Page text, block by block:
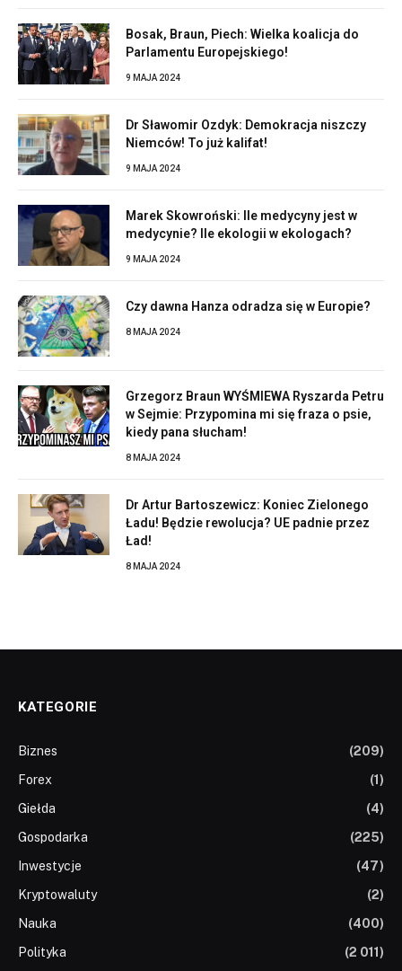
Bosak, Braun, Piech: Wielka koalicja do
Parlamentu Europejskiego!
9 MAJA 2024
Dr Sławomir Ozdyk: Demokracja niszczy
Niemców! To już kalifat!
9 MAJA 2024
Marek Skowroński: Ile medycyny jest w
medycynie? Ile ekologii w ekologach?
9 MAJA 2024
Czy dawna Hanza odradza się w Europie?
8 MAJA 2024
Grzegorz Braun WYŚMIEWA Ryszarda Petru
w Sejmie: Przypomina mi się fraza o psie,
kiedy pana słucham!
8 MAJA 2024
Dr Artur Bartoszewicz: Koniec Zielonego
Ładu! Będzie rewolucja? UE padnie przez
Ład!
8 MAJA 2024
KATEGORIE
Biznes
(209)
Forex
(1)
Giełda
(4)
Gospodarka
(225)
Inwestycje
(47)
Kryptowaluty
(2)
Nauka
(400)
Polityka
(2 011)